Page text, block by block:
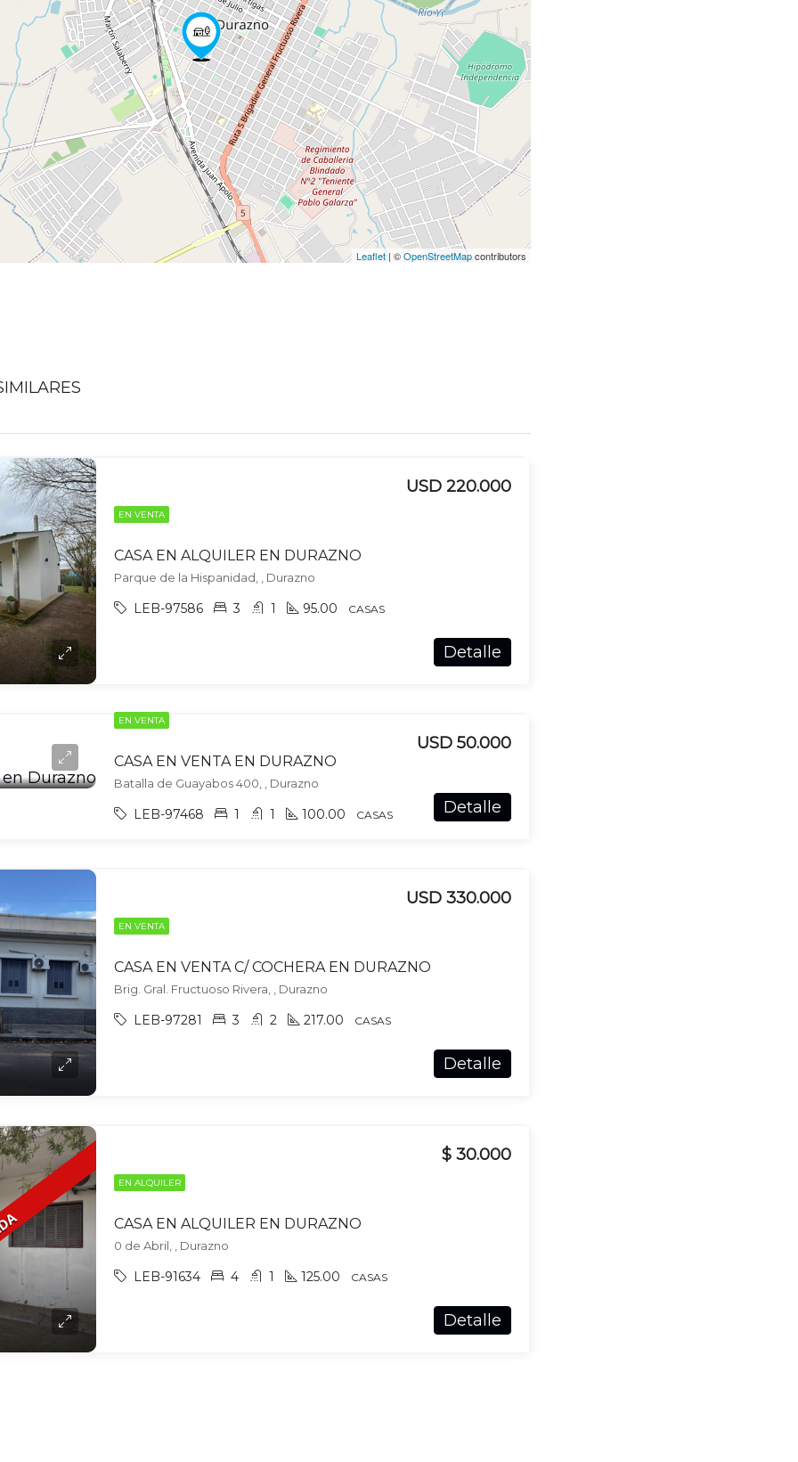
Leaflet | ©OpenStreetMapcontributors
EN VENTA
CASA EN ALQUILER EN DURAZNO
USD 220.000
Parque de la Hispanidad, , Durazno
LEB-97586 3 1 95.00 CASAS
Detalle
EN VENTA
CASA EN VENTA EN DURAZNO
USD 50.000
Batalla de Guayabos 400, , Durazno
LEB-97468 1 1 100.00 CASAS Detalle
EN VENTA
CASA EN VENTA C/ COCHERA EN DURAZNO
USD 330.000
Brig. Gral. Fructuoso Rivera, , Durazno
LEB-97281 3 2 217.00 CASAS
Detalle
EN ALQUILER
CASA EN ALQUILER EN DURAZNO
$ 30.000
0 de Abril, , Durazno
LEB-91634 4 1 125.00 CASAS
Detalle